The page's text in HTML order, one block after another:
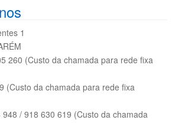
1
260 (Custo da chamada para rede fixa
(Custo da chamada para rede fixa
/ 918 630 619 (Custo da chamada